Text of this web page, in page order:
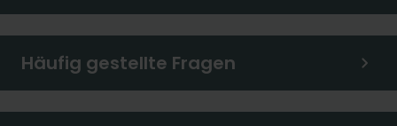
Häufig gestellte Fragen